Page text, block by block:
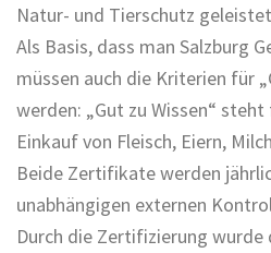
Natur- und Tierschutz
Als Basis, dass man Salzburg
müssen auch die Kriterien für
werden: „Gut zu Wissen“
Einkauf von Fleisch, Eiern,
Beide Zertifikate werden
unabhängigen externen
Durch die Zertifizierung wurde